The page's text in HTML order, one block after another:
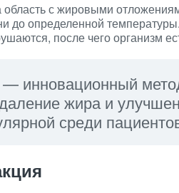
с жировыми
до определенной
после чего организм
— инновационный
жира и
среди